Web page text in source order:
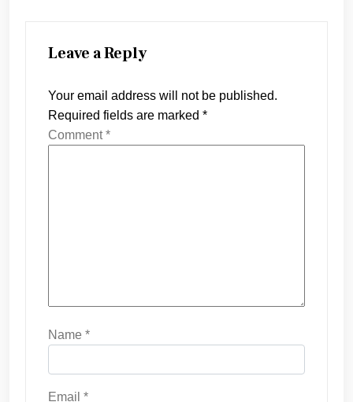
Leave a Reply
Your email address will not be published.
Required fields are marked *
Comment*
Name *
Email *